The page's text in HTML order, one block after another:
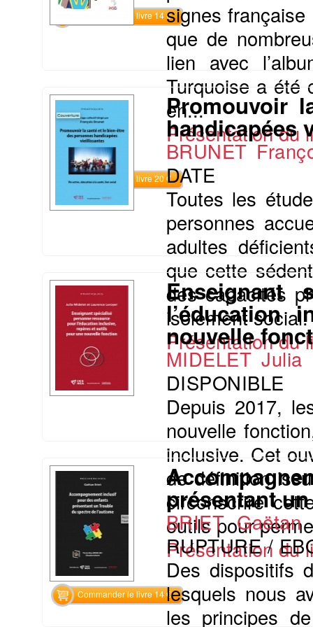
Commander le livre 14 €signes
que de
lien avec
Turquoise a été
en...
Présentation du
Commander le livre 20 €
Promouvoir
handicapées
BRUNET
DATE
Toutes les
personnes
adultes
que cette
des capacités
isolement
Présentation du
Enseignant
l’éducation
nouvelle
MIDELET Julia
DISPONIBLE
Depuis 2017,
nouvelle
inclusive. Cet
de définition
circonscrire
outils pour
Présentation du
Commander le livre 14 €
présentant
BRIET Gaëtan
RUPTURE /
Des dispositifs
lesquels nous
les principes